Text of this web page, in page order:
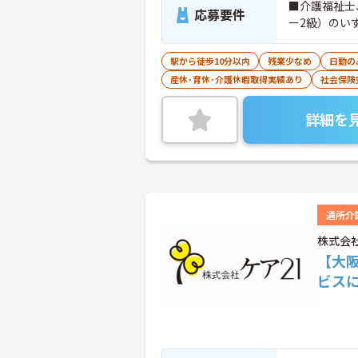
応募要件
■介護福祉士
ー2級）のい
駅から徒歩10分以内 残業少なめ
日勤の
産休･育休･介護休暇取得実績あり
社会保険
詳細を
通所介
株式会
【
ビス